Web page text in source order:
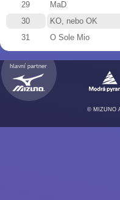
29
MaD
30
KO, nebo OK
31
O Sole Mio
© MIZUNO